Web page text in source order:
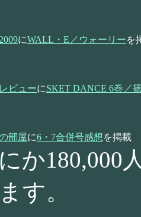
にWALL・E／ウォーリーを
ビューにSKET DANCE 6巻／
部屋に6・7合併号感想を掲載
か180,000
す。